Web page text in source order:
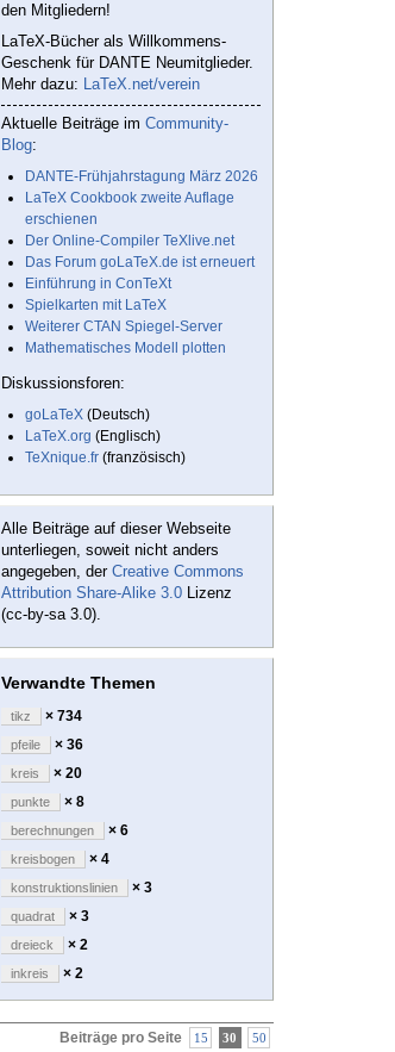
den Mitgliedern!
LaTeX-Bücher als Willkommens-
Geschenk für DANTE Neumitglieder.
Mehr dazu: LaTeX.net/verein
Aktuelle Beiträge im Community-
Blog:
DANTE-Frühjahrstagung März 2026
LaTeX Cookbook zweite Auflage
erschienen
Der Online-Compiler TeXlive.net
Das Forum goLaTeX.de ist erneuert
Einführung in ConTeXt
Spielkarten mit LaTeX
Weiterer CTAN Spiegel-Server
Mathematisches Modell plotten
Diskussionsforen:
goLaTeX (Deutsch)
LaTeX.org (Englisch)
TeXnique.fr (französisch)
Alle Beiträge auf dieser Webseite
unterliegen, soweit nicht anders
angegeben, der Creative Commons
Attribution Share-Alike 3.0 Lizenz
(cc-by-sa 3.0).
Verwandte Themen
tikz × 734
pfeile × 36
kreis × 20
punkte × 8
berechnungen × 6
kreisbogen × 4
konstruktionslinien × 3
quadrat × 3
dreieck × 2
inkreis × 2
Beiträge pro Seite 15 30 50